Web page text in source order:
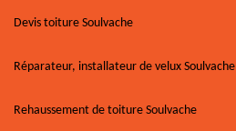
Devis toiture Soulvache
Réparateur, installateur de velux Soulvache
Rehaussement de toiture Soulvache